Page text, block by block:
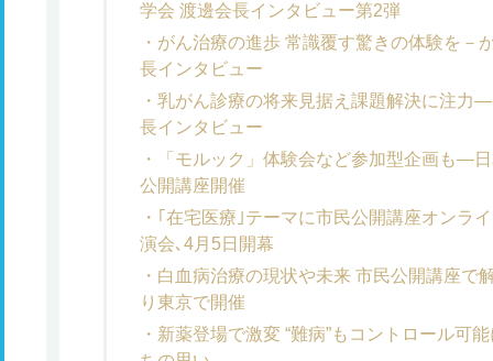
学会 渡邊会長インタビュー第2弾
がん治療の進歩 常識覆す驚きの体験を－
長インタビュー
乳がん診療の将来見据え課題解決に注
長インタビュー
「モルック」体験会など参加型企画も―
公開講座開催
｢在宅医療｣テーマに市民公開講座オンラ
演会､4月5日開幕
白血病治療の現状や未来 市民公開講座
り東京で開催
新薬登場で激変 “難病”もコントロール可